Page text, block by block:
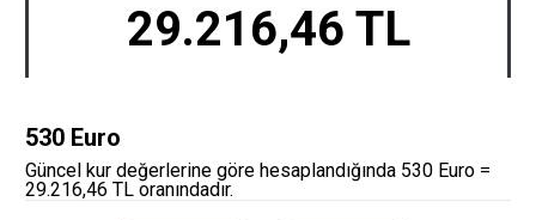
29.216,46 TL
530 Euro
Güncel kur değerlerine göre hesaplandığında 530 Euro =
29.216,46 TL oranındadır.